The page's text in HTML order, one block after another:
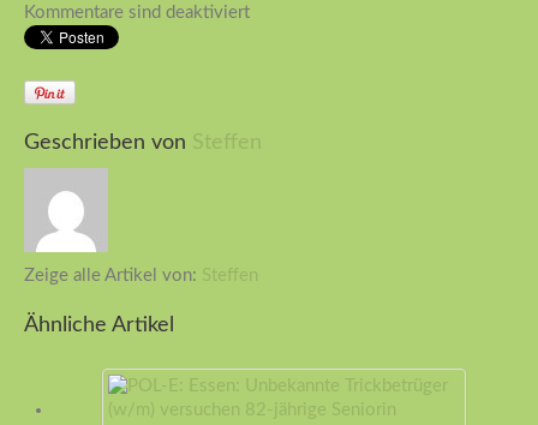
Kommentare sind deaktiviert
Geschrieben von Steffen
Zeige alle Artikel von: Steffen
Ähnliche Artikel